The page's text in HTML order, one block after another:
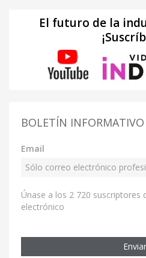
El futuro de la
BOLETÍN INFORMATIVO
Email
Únase a los 2 720 suscriptores
electrónico
Enviar